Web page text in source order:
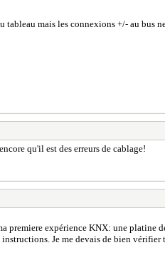
mais les connexions +/- au bus ne
qu'il est des erreurs de cablage!
expérience KNX: une platine
Je me devais de bien vérifier